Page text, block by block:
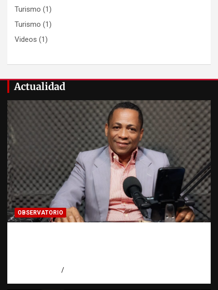
Turismo (1)
Turismo (1)
Videos (1)
Actualidad
OBSERVATORIO